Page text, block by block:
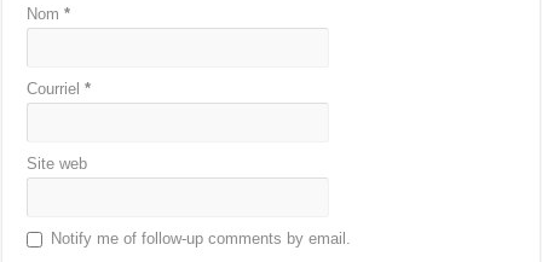
Nom*
Courriel*
Site web
Notify me of follow-up comments by email.